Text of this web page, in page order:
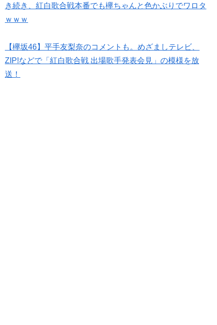
き続き、紅白歌合戦本番でも欅ちゃんと色かぶりでワロタ
ｗｗｗ
【欅坂46】平手友梨奈のコメントも。めざましテレビ、
ZIP!などで「紅白歌合戦 出場歌手発表会見」の模様を放
送！